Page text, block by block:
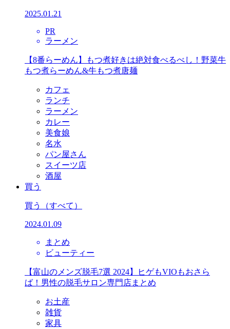
2025.01.21
PR
ラーメン
【8番らーめん】もつ煮好きは絶対食べるべし！野菜牛
もつ煮らーめん&牛もつ煮唐麺
カフェ
ランチ
ラーメン
カレー
美食娘
名水
パン屋さん
スイーツ店
酒屋
買う
買う （すべて）
2024.01.09
まとめ
ビューティー
【富山のメンズ脱毛7選 2024】ヒゲもVIOもおさら
ば！男性の脱毛サロン専門店まとめ
お土産
雑貨
家具